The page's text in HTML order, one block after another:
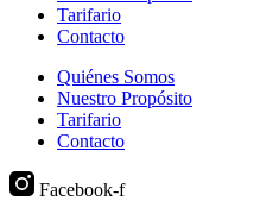
Tarifario
Contacto
Quiénes Somos
Nuestro Propósito
Tarifario
Contacto
Facebook-f